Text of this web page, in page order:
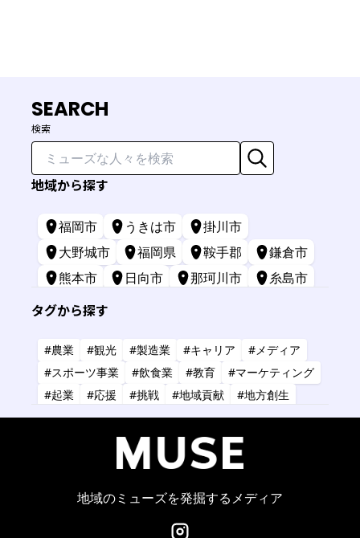
SEARCH
検索
地域から探す
福岡市 うきは市
掛川市
大野城市
福岡県 鞍手郡
鎌倉市
熊本市
日向市 那珂川市
糸島市
苅田町
タグから探す
#農業 #観光 #製造業 #キャリア
#メディア
#スポーツ事業
#飲食業 #教育
#マーケティング
#起業
#応援 #挑戦 #地域貢献
#地方創生
#共創
#健康 #アーティスト #金融
#IT
#タレント #コーチング
#コンサルタント
#商業施設 #小売業 #経営
地域のミューズを発掘するメディア